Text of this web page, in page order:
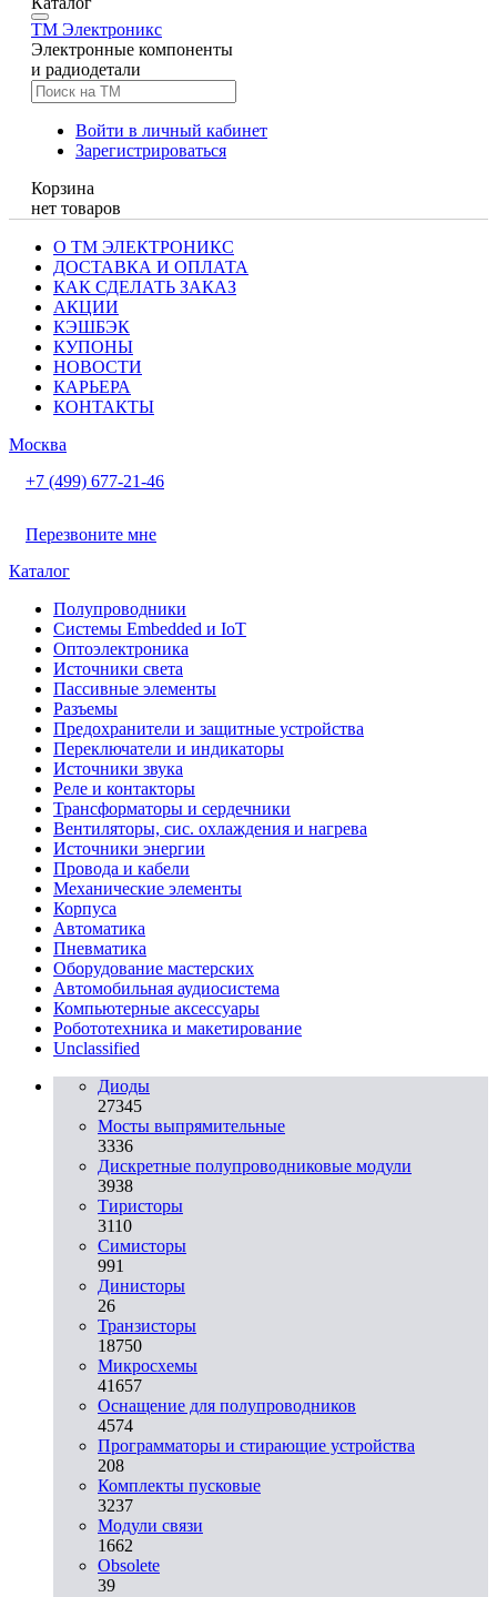
TM Электроникс
Электронные компоненты
и радиодетали
Войти в личный кабинет
Зарегистрироваться
Корзина
нет товаров
О ТМ ЭЛЕКТРОНИКС
ДОСТАВКА И ОПЛАТА
КАК СДЕЛАТЬ ЗАКАЗ
АКЦИИ
КЭШБЭК
КУПОНЫ
НОВОСТИ
КАРЬЕРА
КОНТАКТЫ
Москва
+7 (499) 677-21-46
Перезвоните мне
Каталог
Полупроводники
Системы Embedded и IoT
Oптоэлектроника
Источники света
Пассивные элементы
Разъeмы
Предохранители и защитные устройства
Переключатели и индикаторы
Источники звука
Реле и контакторы
Трансформаторы и сердечники
Вентиляторы, сис. охлаждения и нагрева
Источники энергии
Провода и кабели
Механические элементы
Корпуса
Автоматика
Пневматика
Оборудование мастерских
Автомобильная аудиосистема
Компьютерные аксессуары
Робототехника и макетирование
Unclassified
Диоды
27345
Мосты выпрямительные
3336
Дискретные полупроводниковые модули
3938
Тиристоры
3110
Симисторы
991
Динисторы
26
Транзисторы
18750
Микросхемы
41657
Оснащение для полупроводников
4574
Программаторы и стирающие устройства
208
Комплекты пусковые
3237
Модули связи
1662
Obsolete
39